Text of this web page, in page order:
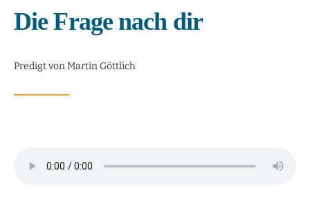
Die Frage nach dir
Predigt von Martin Göttlich